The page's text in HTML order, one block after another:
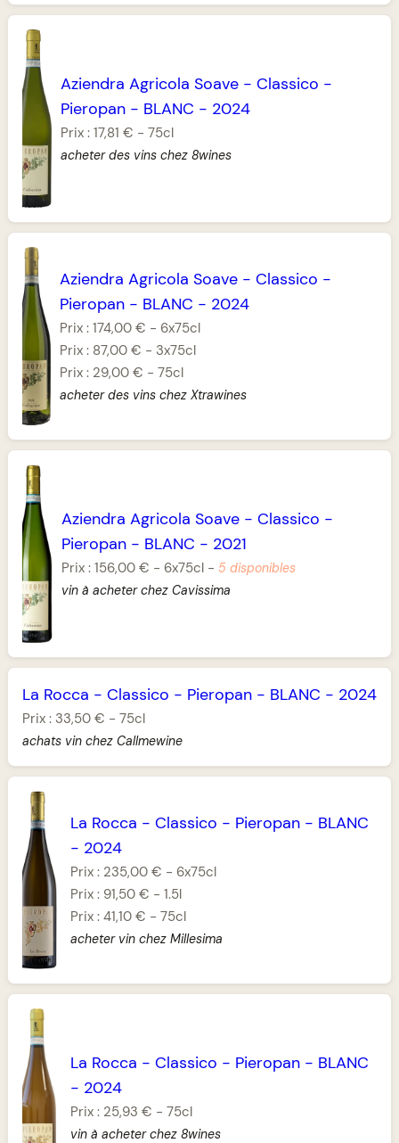
Aziendra Agricola Soave- Classico -
Pieropan- BLANC - 2024
Prix : 17,81 € - 75cl
acheter des vins chez 8wines
Aziendra Agricola Soave - Classico -
Pieropan - BLANC - 2024
Prix :174,00 € - 6x75cl
Prix : 87,00 € - 3x75cl
Prix : 29,00 € -75cl
acheter des vins chez Xtrawines
Aziendra Agricola Soave- Classico -
Pieropan- BLANC - 2021
Prix : 156,00 € - 6x75cl- 5 disponibles
vin à acheter chez Cavissima
La Rocca - Classico - Pieropan - BLANC - 2024
Prix : 33,50 € - 75cl
achats vin chez Callmewine
La Rocca - Classico - Pieropan - BLANC
- 2024
Prix : 235,00 € - 6x75cl
Prix : 91,50 € -1.5l
Prix :41,10 € -75cl
acheter vin chez Millesima
La Rocca - Classico - Pieropan- BLANC
- 2024
Prix : 25,93 € - 75cl
vin à acheter chez 8wines